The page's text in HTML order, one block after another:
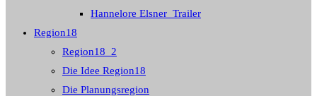
Hannelore Elsner_Trailer
Region18
Region18_2
Die Idee Region18
Die Planungsregion